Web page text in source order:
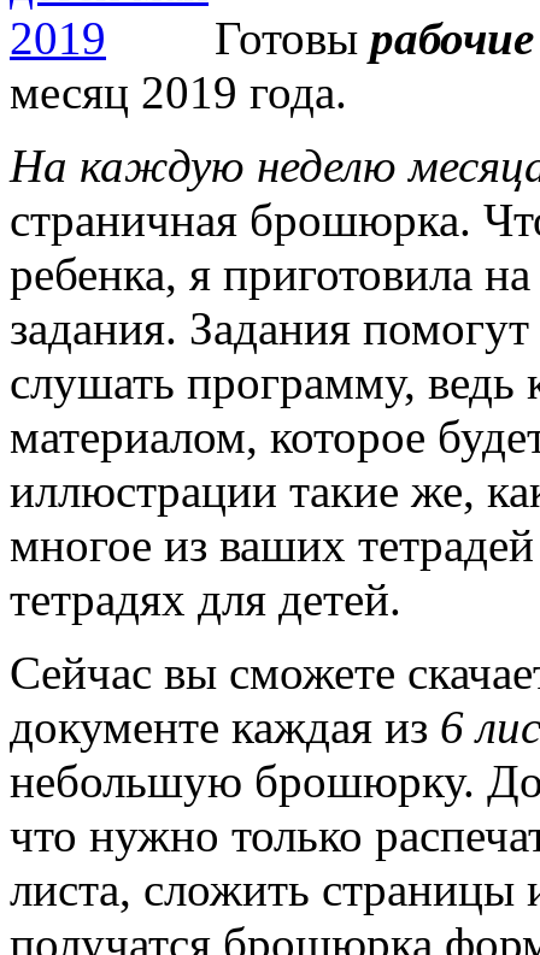
Готовы
месяц 2019 года.
На каждую неделю
страничная брошюрка.
ребенка, я приготовила
задания. Задания
слушать программу, ведь
материалом, которое
иллюстрации такие же,
многое из ваших
тетрадях для детей.
Сейчас вы сможете
документе каждая из 6
небольшую брошюрку.
что нужно только
листа, сложить страницы
получатся брошюрка